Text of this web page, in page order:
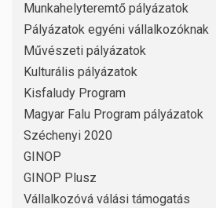
Munkahelyteremtő pályázatok
Pályázatok egyéni vállalkozóknak
Művészeti pályázatok
Kulturális pályázatok
Kisfaludy Program
Magyar Falu Program pályázatok
Széchenyi 2020
GINOP
GINOP Plusz
Vállalkozóvá válási támogatás